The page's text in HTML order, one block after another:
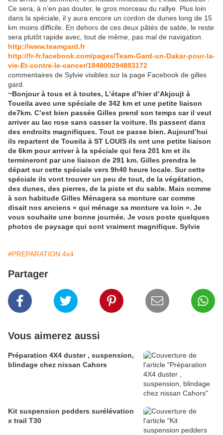
Ce sera, à n’en pas douter, le gros morceau du rallye. Plus loin
dans la spéciale, il y aura encore un cordon de dunes long de 15
km moins difficile. En dehors de ces deux pâtés de sable, le reste
sera plutôt rapide avec, tout de même, pas mal de navigation.
http://www.teamgard.fr
http://fr-fr.facebook.com/pages/Team-Gard-un-Dakar-pour-la-
vie-Et-contre-le-cancer/184800294883172
commentaires de Sylvie visibles sur la page Facebook de gilles
gard.
~Bonjour à tous et à toutes, L’étape d’hier d’Akjoujt à
Toueila avec une spéciale de 342 km et une petite liaison
de7km. C’est bien passée Gilles prend son temps car il veut
arriver au lac rose sans casser la voiture. Ils passent dans
des endroits magnifiques. Tout ce passe bien. Aujourd’hui
ils repartent de Toueila à ST LOUIS ils ont une petite liaison
de 6km pour arriver à la spéciale qui fera 201 km et ils
termineront par une liaison de 291 km. Gilles prendra le
départ sur cette spéciale vers 9h40 heure locale. Sur cette
spéciale ils vont trouver un peu de tout, de la végétation,
des dunes, des pierres, de la piste et du sable. Mais comme
à son habitude Gilles Ménagera sa monture car comme
disait nos anciens « qui ménage sa monture va loin ». Je
vous souhaite une bonne journée. Je vous poste quelques
photos de paysage qui sont vraiment magnifique. Sylvie
#PREPARATION 4x4
Partager
Vous aimerez aussi
Préparation 4X4 duster , suspension,
blindage chez nissan Cahors
Kit suspension pedders surélévation
x trail T30